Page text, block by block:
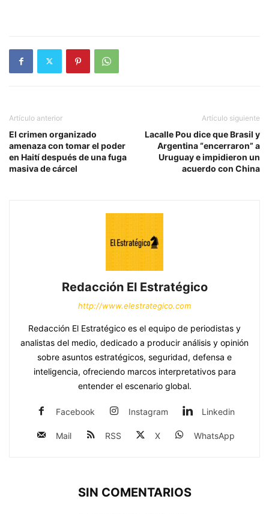
Artículo anterior
El crimen organizado
amenaza con tomar el poder
en Haití después de una fuga
masiva de cárcel
Artículo siguiente
Lacalle Pou dice que Brasil y
Argentina “encerraron” a
Uruguay e impidieron un
acuerdo con China
Redacción El Estratégico
http://www.elestrategico.com
Redacción El Estratégico es el equipo de periodistas y
analistas del medio, dedicado a producir análisis y opinión
sobre asuntos estratégicos, seguridad, defensa e
inteligencia, ofreciendo marcos interpretativos para
entender el escenario global.
Facebook Instagram Linkedin
Mail RSS X WhatsApp
SIN COMENTARIOS